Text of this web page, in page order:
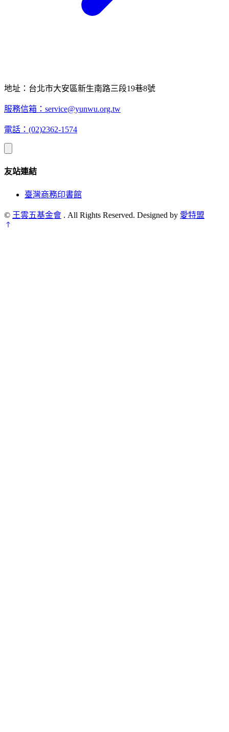
地址：台北市大安區新生南路三段19巷8號
服務信箱： service@yunwu.org.tw
電話：(02)2362-1574
友站連結
臺灣商務印書館
© 王雲五基金會 . All Rights Reserved. Designed by 愛特盟